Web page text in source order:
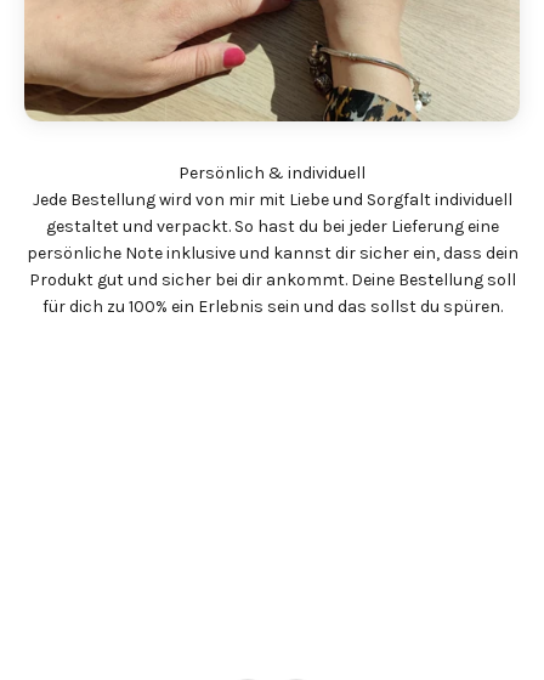
Jede Bestellung wird von mir mit Liebe und Sorgfalt individuell
gestaltet und verpackt. So hast du bei jeder Lieferung eine
persönliche Note inklusive und kannst dir sicher ein, dass dein
Produkt gut und sicher bei dir ankommt. Deine Bestellung soll
für dich zu 100% ein Erlebnis sein und das sollst du spüren.